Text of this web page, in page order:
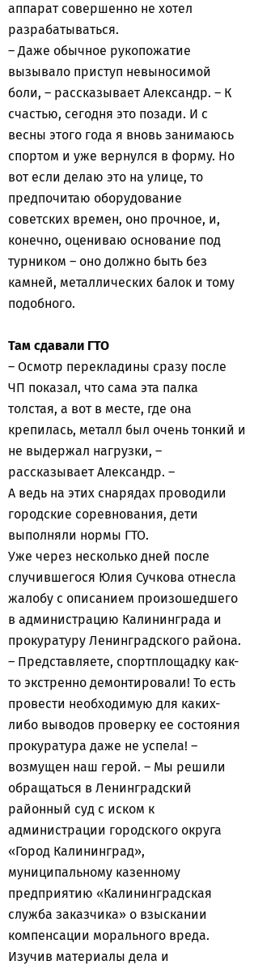
аппарат совершенно не хотел
разрабатываться.
– Даже обычное рукопожатие
вызывало приступ невыносимой
боли, – рассказывает Александр. – К
счастью, сегодня это позади. И с
весны этого года я вновь занимаюсь
спортом и уже вернулся в форму. Но
вот если делаю это на улице, то
предпочитаю оборудование
советских времен, оно прочное, и,
конечно, оцениваю основание под
турником – оно должно быть без
камней, металлических балок и тому
подобного.
Там сдавали ГТО
– Осмотр перекладины сразу после
ЧП показал, что сама эта палка
толстая, а вот в месте, где она
крепилась, металл был очень тонкий и
не выдержал нагрузки, –
рассказывает Александр. –
А ведь на этих снарядах проводили
городские соревнования, дети
выполняли нормы ГТО.
Уже через несколько дней после
случившегося Юлия Сучкова отнесла
жалобу с описанием произошедшего
в администрацию Калининграда и
прокуратуру Ленинградского района.
– Представляете, спортплощадку как-
то экстренно демонтировали! То есть
провести необходимую для каких-
либо выводов проверку ее состояния
прокуратура даже не успела! –
возмущен наш герой. – Мы решили
обращаться в Ленинградский
районный суд с иском к
администрации городского округа
«Город Калининград»,
муниципальному казенному
предприятию «Калининградская
служба заказчика» о взыскании
компенсации морального вреда.
Изучив материалы дела и